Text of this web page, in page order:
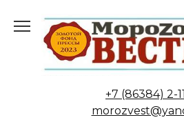
содержанию
+7 (86384) 2-